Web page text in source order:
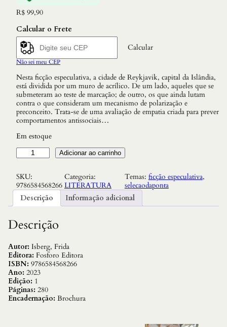
R$ 99,90
Calcular o Frete
Calcular
Não sei meu CEP
Nesta ficção especulativa, a cidade de Reykjavik, capital da Islândia,
está dividida por um muro de acrílico. De um lado, aqueles que se
submeteram ao teste de marcação; de outro, os que ainda lutam
contra o que consideram um mecanismo de polarização e
preconceito. Trata-se de uma avaliação de empatia criada para prever
comportamentos antissociais…
Em estoque
M
a
c
a
,
A
u
a
n
t
i
d
a
Adicionar ao carrinho
SKU:
9786584568266
Categoria:
LITERATURA
Temas: ficção especulativa
selecaodaponta
Descrição
Informação adicional
Descrição
Autor: Isberg, Frida
Editora: Fosforo Editora
ISBN: 9786584568266
Ano: 2023
Edição: 1
Páginas: 280
Encadernação: Brochura